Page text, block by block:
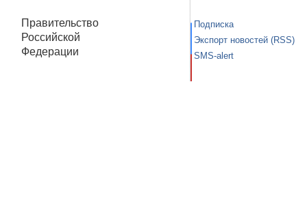
Правительство
Российской
Федерации
Подписка
Экспорт новостей (RSS)
SMS-alert